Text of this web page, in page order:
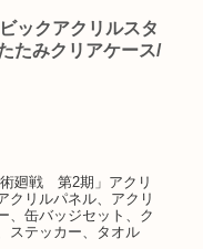
ックアクリルスタ
たみクリアケース/
廻戦 第2期」アクリ
クリルパネル、アクリ
、缶バッジセット、ク
ステッカー、タオル